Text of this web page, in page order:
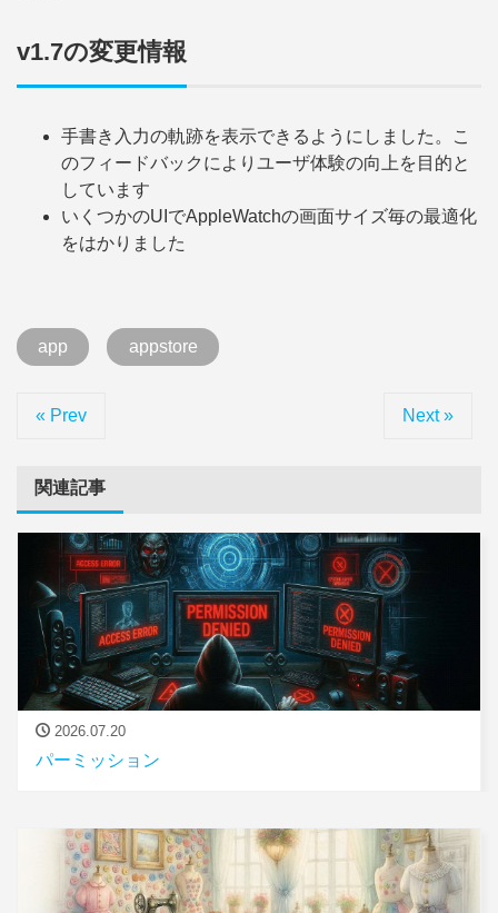
v1.7の変更情報
手書き入力の軌跡を表示できるようにしました。こ
のフィードバックによりユーザ体験の向上を目的と
しています
いくつかのUIでAppleWatchの画面サイズ毎の最適化
をはかりました
app appstore
« Prev Next »
関連記事
2026.07.20
パーミッション